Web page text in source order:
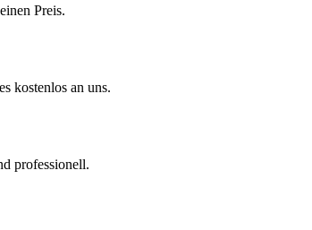
Preis.
kostenlos an uns.
professionell.